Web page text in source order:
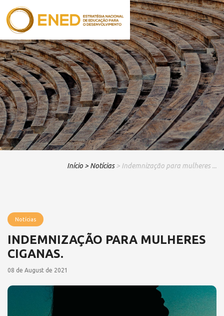
Início > Notícias > Indemnização para mulheres ...
Notícias
INDEMNIZAÇÃO PARA MULHERES
CIGANAS.
08 de August de 2021